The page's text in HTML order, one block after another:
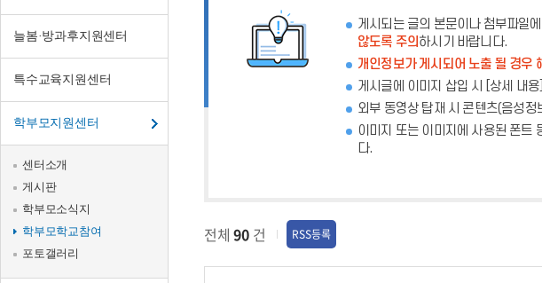
늘봄·방과후지원센터
특수교육지원센터
학부모지원센터
센터소개
게시판
학부모소식지
학부모학교참여
포토갤러리
게시되는 글의 본문이나 첨부파일에
않도록 주의하시기 바랍니다.
개인정보가 게시되어 노출 될 경우
게시글에 이미지 삽입 시 [상세 내
외부 동영상 탑재 시 콘텐츠(음성
이미지 또는 이미지에 사용된 폰트
다.
전체 90 건 RSS등록